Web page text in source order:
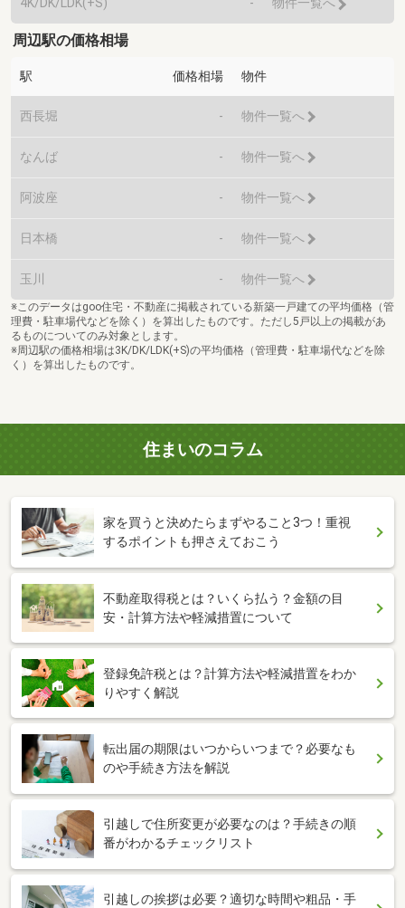
4K/DK/LDK(+S) - 物件一覧へ
周辺駅の価格相場
駅 価格相場 物件
西長堀 - 物件一覧へ
なんば - 物件一覧へ
阿波座 - 物件一覧へ
日本橋 - 物件一覧へ
玉川 - 物件一覧へ
※このデータはgoo住宅・不動産に掲載されている新築一戸建ての平均価格（管
理費・駐車場代などを除く）を算出したものです。ただし5戸以上の掲載があ
るものについてのみ対象とします。
※周辺駅の価格相場は3K/DK/LDK(+S)の平均価格（管理費・駐車場代などを除
く）を算出したものです。
住まいのコラム
家を買うと決めたらまずやること3つ！重視
するポイントも押さえておこう
不動産取得税とは？いくら払う？金額の目
安・計算方法や軽減措置について
登録免許税とは？計算方法や軽減措置をわか
りやすく解説
転出届の期限はいつからいつまで？必要なも
のや手続き方法を解説
引越しで住所変更が必要なのは？手続きの順
番がわかるチェックリスト
引越しの挨拶は必要？適切な時間や粗品・手